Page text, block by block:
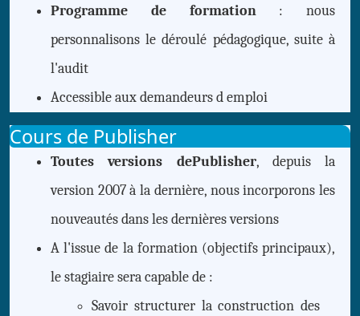
Programme de formation: nous
personnalisons le déroulé pédagogique, suite à
l'audit
Accessible aux demandeurs d emploi
Cours de Publisher
Toutes versions dePublisher, depuis la
version 2007 à la dernière, nous incorporons les
nouveautés dans les dernières versions
A l'issue de la formation (objectifs principaux),
le stagiaire sera capable de :
Savoir structurer la construction des